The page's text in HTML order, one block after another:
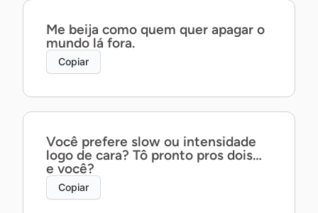
Me beija como quem quer apagar o
mundo lá fora.
Copiar
Você prefere slow ou intensidade
logo de cara? Tô pronto pros dois…
e você?
Copiar